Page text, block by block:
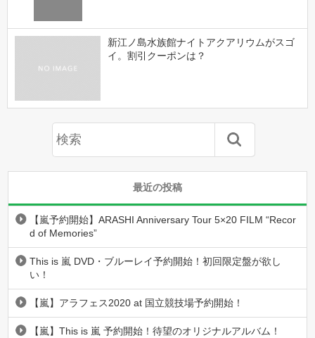
新江ノ島水族館ナイトアクアリウムがスゴ
イ。割引クーポンは？
最近の投稿
【嵐予約開始】ARASHI Anniversary Tour 5×20 FILM “Recor
d of Memories”
This is 嵐 DVD・ブルーレイ予約開始！初回限定盤が欲し
い！
【嵐】アラフェス2020 at 国立競技場予約開始！
【嵐】This is 嵐 予約開始！待望のオリジナルアルバム！